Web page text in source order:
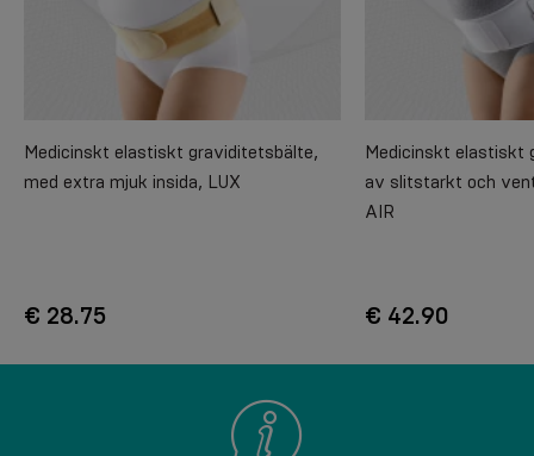
Medicinskt elastiskt graviditetsbälte,
med extra mjuk insida, LUX
€ 28.75
Medicinskt elastiskt
av slitstarkt och
AIR
€ 42.90